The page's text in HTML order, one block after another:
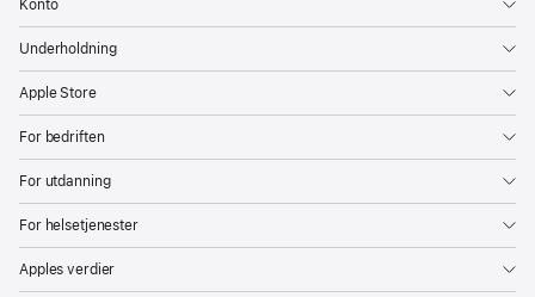
Konto
Underholdning
Apple Store
For bedriften
For utdanning
For helsetjenester
Apples verdier